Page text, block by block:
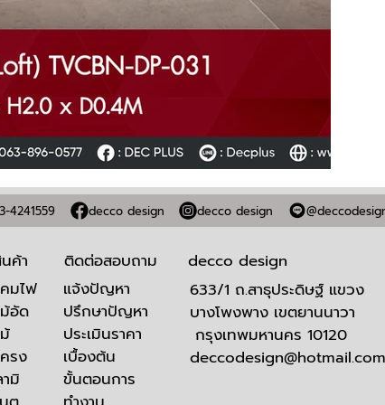
4241559 decco design decco design
ค้า
มไฟ
อัด
รง
มิ
ติดต่อสอบถาม
​แจ้งปัญหา
ปรึกษาปัญหา
ประเมินราคา
เบื้องต้น
ขั้นตอนการ
decco design
633/1 ถ.สาธุประดิษฐ์ แขวง
บางโพงพาง เขตยานนาวา
กรุงเทพมหานคร 10120